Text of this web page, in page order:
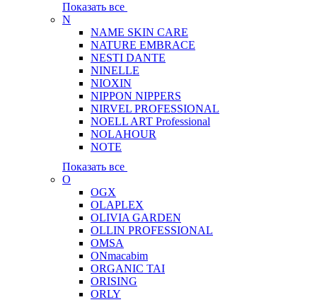
Показать все
N
NAME SKIN CARE
NATURE EMBRACE
NESTI DANTE
NINELLE
NIOXIN
NIPPON NIPPERS
NIRVEL PROFESSIONAL
NOELL ART Professional
NOLAHOUR
NOTE
Показать все
O
OGX
OLAPLEX
OLIVIA GARDEN
OLLIN PROFESSIONAL
OMSA
ONmacabim
ORGANIC TAI
ORISING
ORLY